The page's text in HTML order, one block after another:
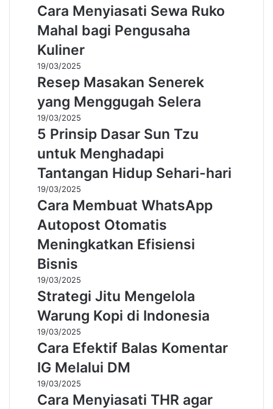
Cara Menyiasati Sewa Ruko
Mahal bagi Pengusaha
Kuliner
19/03/2025
Resep Masakan Senerek
yang Menggugah Selera
19/03/2025
5 Prinsip Dasar Sun Tzu
untuk Menghadapi
Tantangan Hidup Sehari-hari
19/03/2025
Cara Membuat WhatsApp
Autopost Otomatis
Meningkatkan Efisiensi
Bisnis
19/03/2025
Strategi Jitu Mengelola
Warung Kopi di Indonesia
19/03/2025
Cara Efektif Balas Komentar
IG Melalui DM
19/03/2025
Cara Menyiasati THR agar